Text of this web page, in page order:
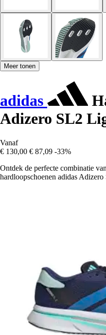
Meer tonen
adidas
Adizero SL2
Vanaf
€ 130,00 € 87,09 -33%
Ontdek de perfecte combinatie
hardloopschoenen adidas